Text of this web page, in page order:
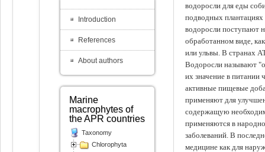
водоросли для еды
подводных
водоросли поступают
обработанном виде,
или ульвы. В странах
Водоросли называют
их значение в питании
активные пищевые
применяют для
содержащую
применяются в
заболеваний. В
медицине как для
Introduction
References
About authors
Marine
macrophytes of
the APR countries
Taxonomy
Chlorophyta